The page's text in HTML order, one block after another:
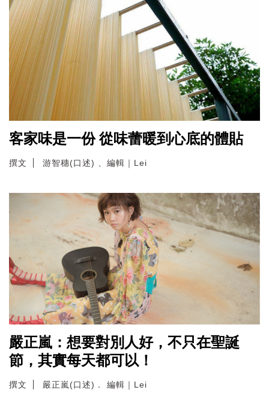
客家味是一份 從味蕾暖到心底的體貼
撰文 游智穗(口述) 、編輯｜Lei
嚴正嵐：想要對別人好，不只在聖誕
節，其實每天都可以！
撰文 嚴正嵐(口述)． 編輯｜Lei